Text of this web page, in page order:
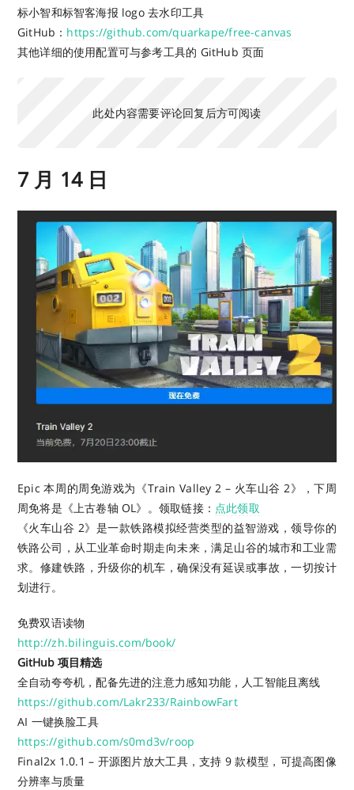
标小智和标智客海报 logo 去水印工具
GitHub： https://github.com/quarkape/free-canvas
其他详细的使用配置可与参考工具的 GitHub 页面
此处内容需要评论回复后方可阅读
7 月 14 日
Epic 本周的周免游戏为《Train Valley 2 – 火车山谷 2》，下周
周免将是《上古卷轴 OL》。 领取链接： 点此领取
《火车山谷 2》是一款铁路模拟经营类型的益智游戏，领导你的
铁路公司，从工业革命时期走向未来，满足山谷的城市和工业需
求。修建铁路，升级你的机车，确保没有延误或事故，一切按计
划进行。
免费双语读物
http://zh.bilinguis.com/book/
GitHub 项目精选
全自动夸夸机，配备先进的注意力感知功能，人工智能且离线
https://github.com/Lakr233/RainbowFart
AI 一键换脸工具
https://github.com/s0md3v/roop
Final2x 1.0.1 – 开源图片放大工具，支持 9 款模型，可提高图像
分辨率与质量